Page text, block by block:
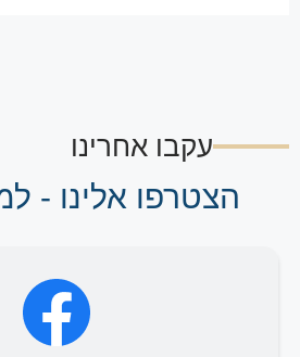
עקבו אחרינו
הצטרפו אלינו -